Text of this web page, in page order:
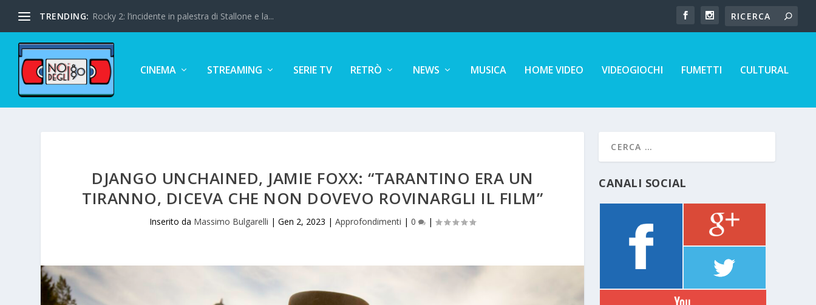
TRENDING: Rocky 2: l’incidente in palestra di Stallone e la...
CINEMA STREAMING SERIE TV RETRÒ NEWS MUSICA HOME VIDEO VIDEOGIOCHI FUMETTI CULTURAL
DJANGO UNCHAINED, JAMIE FOXX: “TARANTINO ERA UN
TIRANNO, DICEVA CHE NON DOVEVO ROVINARGLI IL FILM”
Inserito da Massimo Bulgarelli |Gen 2, 2023 |Approfondimenti |0 |
CANALI SOCIAL